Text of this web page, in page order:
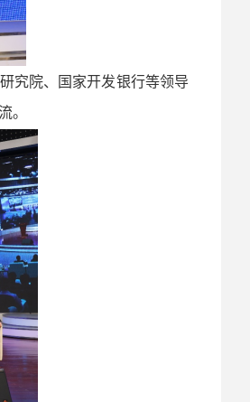
究院、国家开发银行等领导
。